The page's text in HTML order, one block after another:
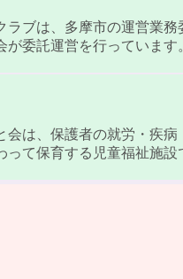
は、多摩市の運営業務
委託運営を行っています
、保護者の就労・疾病・
て保育する児童福祉施設